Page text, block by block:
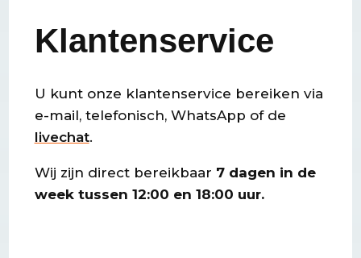
Klantenservice
U kunt onze klantenservice bereiken via
e-mail, telefonisch, WhatsApp of de
livechat.
Wij zijn direct bereikbaar 7 dagen in de
week tussen 12:00 en 18:00 uur.